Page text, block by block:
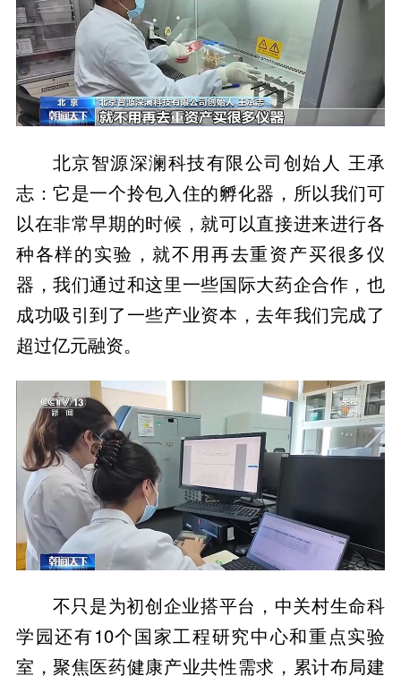
北京智源深澜科技有限公司创始人 王承
志：它是一个拎包入住的孵化器，所以我们可
以在非常早期的时候，就可以直接进来进行各
种各样的实验，就不用再去重资产买很多仪
器，我们通过和这里一些国际大药企合作，也
成功吸引到了一些产业资本，去年我们完成了
超过亿元融资。
不只是为初创企业搭平台，中关村生命科
学园还有10个国家工程研究中心和重点实验
室，聚焦医药健康产业共性需求，累计布局建